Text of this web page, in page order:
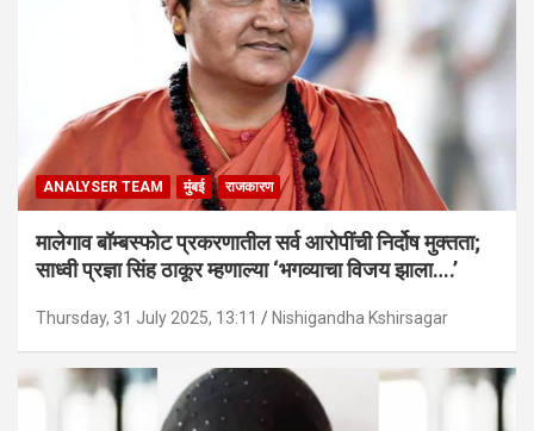
ANALYSER TEAM मुंबई राजकारण
मालेगाव बॉम्बस्फोट प्रकरणातील सर्व आरोपींची निर्दोष मुक्तता;
साध्वी प्रज्ञा सिंह ठाकूर म्हणाल्या ‘भगव्याचा विजय झाला….’
Thursday, 31 July 2025, 13:11 Nishigandha Kshirsagar